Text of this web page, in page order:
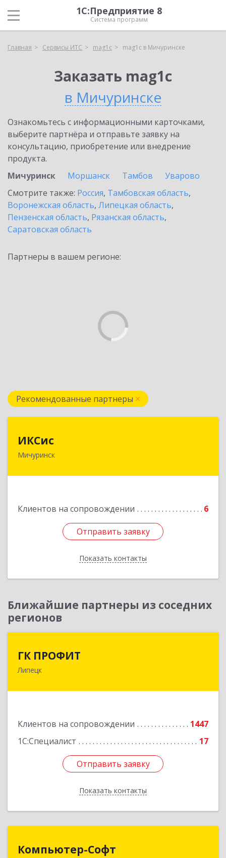
1С:Предприятие 8
Система программ
Главная Сервисы ИТС mag1c mag1c в Мичуринске
Заказать mag1c
в Мичуринске
Ознакомьтесь с информационными карточками,
выберите партнёра и отправьте заявку на
консультацию, приобретение или внедрение
продукта.
Мичуринск
Моршанск Тамбов
Уварово
Смотрите также: Россия, Тамбовская область,
Воронежская область, Липецкая область,
Пензенская область, Рязанская область,
Саратовская область
Партнеры в вашем регионе:
Рекомендованные партнеры
ИКСис
Мичуринск
Клиентов на сопровождении 6
Отправить заявку
Показать контакты
Отправить заявку
Назад
Ближайшие партнеры из соседних
регионов
ГК ПРОФИТ
Липецк
Клиентов на сопровождении
1447
1С:Специалист
17
Отправить заявку
Показать контакты
398001, Липецкая обл, Липецк г, Советская ул,
Отправить заявку
Назад
Компьютер-Софт